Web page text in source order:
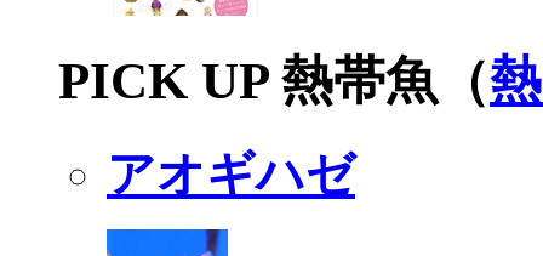
PICK UP 熱帯魚（
アオギハゼ